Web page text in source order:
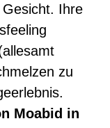
Ihre
zu
Moabid in